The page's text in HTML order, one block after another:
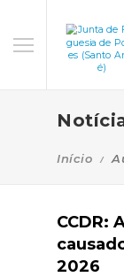
Início
CCDR:
2026